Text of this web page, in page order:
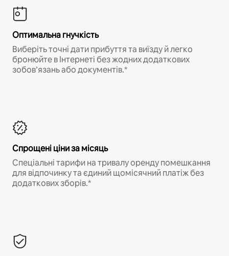
Оптимальна гнучкість
Виберіть точні дати прибуття та виїзду й легко
бронюйте в Інтернеті без жодних додаткових
зобов’язань або документів.*
Спрощені ціни за місяць
Спеціальні тарифи на тривалу оренду помешкання
для відпочинку та єдиний щомісячний платіж без
додаткових зборів.*